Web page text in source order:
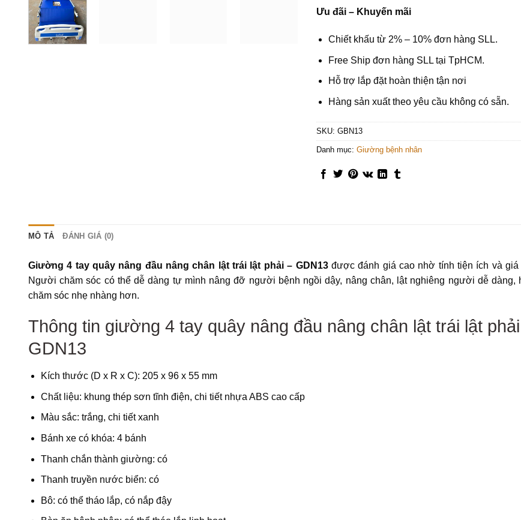
Ưu đãi – Khuyến mãi
Chiết khấu từ 2% – 10% đơn hàng SLL.
Free Ship đơn hàng SLL tại TpHCM.
Hỗ trợ lắp đặt hoàn thiện tận nơi
Hàng sản xuất theo yêu cầu không có sẵn.
SKU: GBN13
Danh mục: Giường bệnh nhân
MÔ TẢ ĐÁNH GIÁ (0)
Giường 4 tay quây nâng đầu nâng chân lật trái lật phải – GDN13 được đánh giá cao nhờ tính tiện ích và giá
Người chăm sóc có thể dễ dàng tự mình nâng đỡ người bệnh ngồi dậy, nâng chân, lật nghiêng người dễ dàng,
chăm sóc nhẹ nhàng hơn.
Thông tin giường 4 tay quây nâng đầu nâng chân lật trái lật
GDN13
Kích thước (D x R x C): 205 x 96 x 55 mm
Chất liệu: khung thép sơn tĩnh điện, chi tiết nhựa ABS cao cấp
Màu sắc: trắng, chi tiết xanh
Bánh xe có khóa: 4 bánh
Thanh chắn thành giường: có
Thanh truyền nước biển: có
Bô: có thể tháo lắp, có nắp đậy